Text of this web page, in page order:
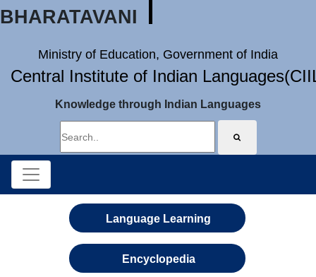
BHARATAVANI
Ministry of Education, Government of India
Central Institute of Indian
Knowledge through Indian Languages
Language Learning
Encyclopedia